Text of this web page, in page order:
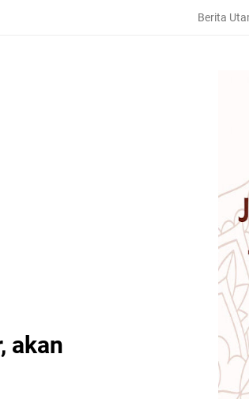
Berita
akan